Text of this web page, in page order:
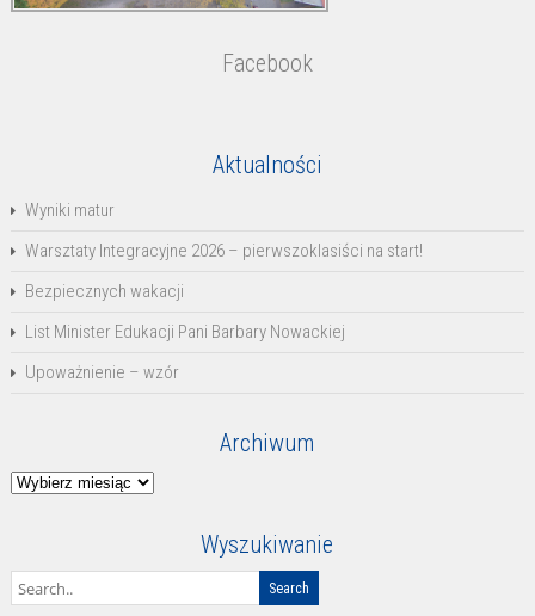
Facebook
Aktualności
Wyniki matur
Warsztaty Integracyjne 2026 – pierwszoklasiści na start!
Bezpiecznych wakacji
List Minister Edukacji Pani Barbary Nowackiej
Upoważnienie – wzór
Archiwum
Archiwum
Wyszukiwanie